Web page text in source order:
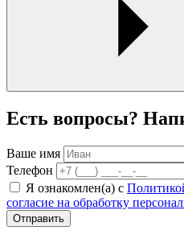
Есть вопросы?
Ваше имя
Телефон
Я ознакомлен(а) с
согласие на обработку
Отправить